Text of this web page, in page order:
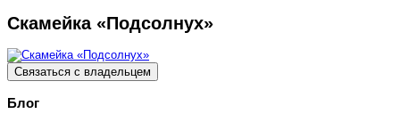
Скамейка «Подсолнух»
Связаться с владельцем
Блог